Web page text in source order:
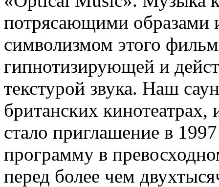
потрясающими образами
символизмом этого
гипнотизирующей и
текстурой звука. Наш
британских
стало приглашение в
программу в
перед более чем